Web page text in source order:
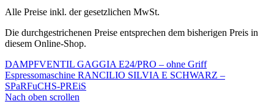
Alle Preise inkl. der gesetzlichen MwSt.
Die durchgestrichenen Preise entsprechen dem bisherigen Preis in
diesem Online-Shop.
DAMPFVENTIL GAGGIA E24/PRO – ohne Griff
Espressomaschine RANCILIO SILVIA E SCHWARZ –
SPaRFuCHS-PREiS
Nach oben scrollen